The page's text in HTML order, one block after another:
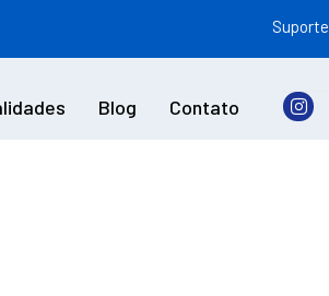
Suporte
Blog Contato